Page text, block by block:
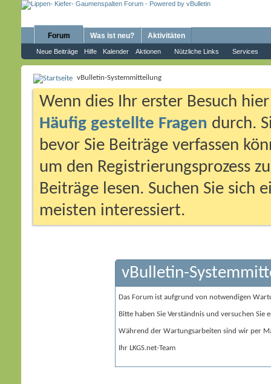
Forum
Neue Beiträge Hilfe Kalender Aktionen Nützliche Links Services
Was ist neu? Aktivitäten
vBulletin-Systemmitteilung
Wenn dies Ihr erster Besuch
Häufig gestellte Fragen durch.
bevor Sie Beiträge verfassen
um den Registrierungsprozess
Beiträge lesen. Suchen Sie sich
meisten interessiert.
vBulletin-
Das Forum ist aufgrund von notwendigen
Bitte haben Sie Verständnis und versuchen Sie
Während der Wartungsarbeiten sind wir per
Ihr LKGS.net-Team